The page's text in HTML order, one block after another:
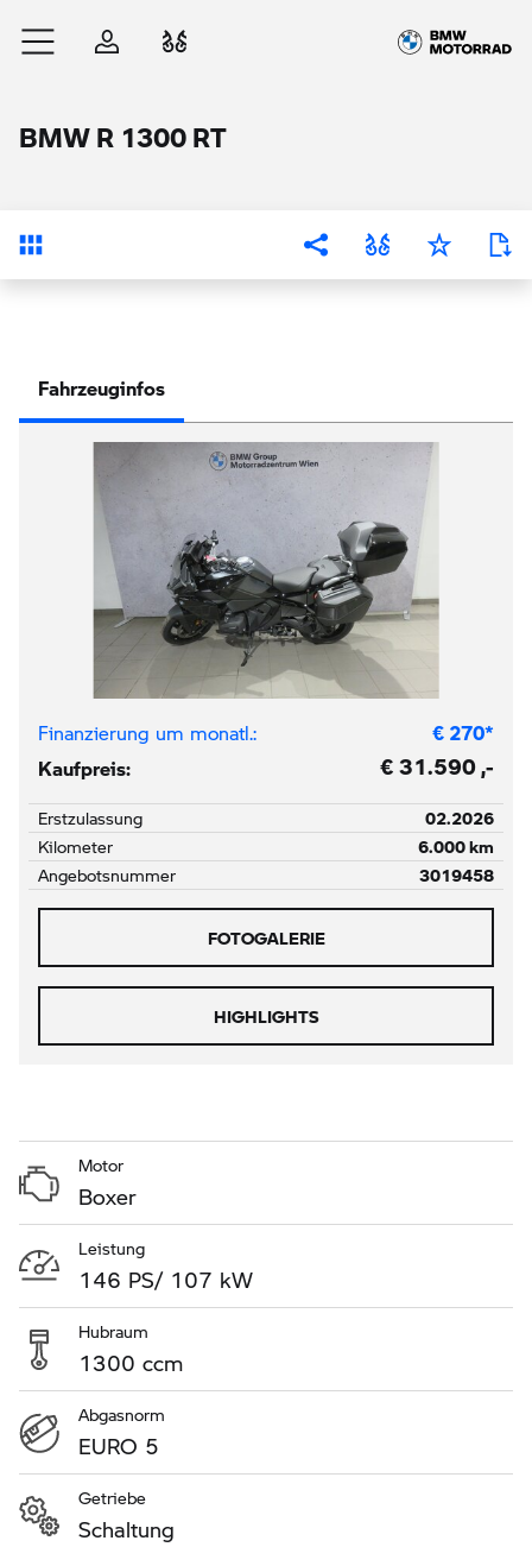
Zum Hauptinhalt springen
Anmelden
BMW R 1300 RT
Fahrzeuginfos
Finanzierung um monatl.: € 270*
Kaufpreis:
€ 31.590 ,-
Erstzulassung 02.2026
Kilometer 6.000 km
Angebotsnummer 3019458
FOTOGALERIE
HIGHLIGHTS
Motor
Boxer
Leistung
146 PS/ 107 kW
Hubraum
1300 ccm
Abgasnorm
EURO 5
Getriebe
Schaltung